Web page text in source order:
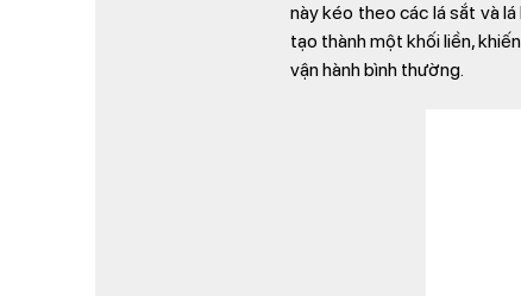
này kéo theo các lá sắt và
tạo thành một khối liền,
vận hành bình thường.